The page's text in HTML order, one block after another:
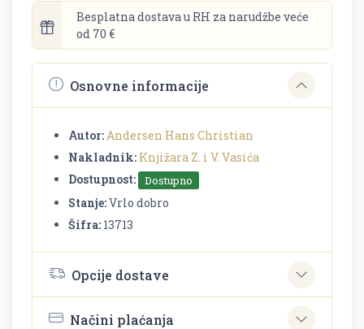
Besplatna dostava u RH za narudžbe veće
od 70 €
Osnovne informacije
Autor:Andersen Hans Christian
Nakladnik: Knjižara Z. i V. Vasića
Dostupnost:
Dostupno
Stanje:Vrlo dobro
Šifra: 13713
Opcije dostave
Načini plaćanja